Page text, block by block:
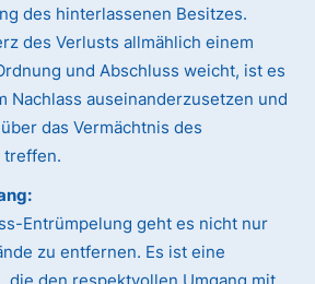
des hinterlassenen Besitzes.
des Verlusts allmählich einem
und Abschluss weicht, ist es
Nachlass auseinanderzusetzen und
das Vermächtnis des
treffen.
Entrümpelung geht es nicht nur
zu entfernen. Es ist eine